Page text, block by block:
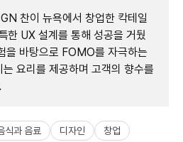
찬이 뉴욕에서 창업한 칵테일
한 UX 설계를 통해 성공을 거뒀
을 바탕으로 FOMO를 자극하는
요리를 제공하며 고객의 향수를
식과 음료 디자인 창업